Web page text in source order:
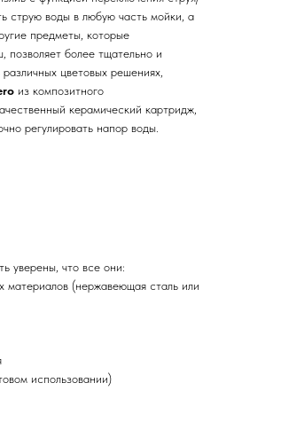
струю воды в любую часть мойки, а
предметы, которые
более тщательно и
цветовых решениях,
из композитного
керамический картридж,
регулировать напор воды.
уверены, что все они:
материалов (нержавеющая сталь или
использовании)